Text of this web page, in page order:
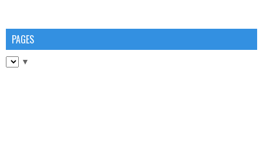
PAGES
▼